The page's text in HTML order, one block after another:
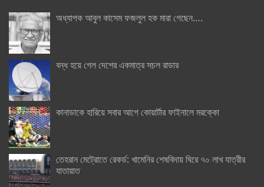
অধ্যাপক আবুল কাসেম ফজলুল হক মারা গেছেন….
বন্ধ হয়ে গেল দেশের একমাত্র সচল রাডার
কানাডাকে হারিয়ে সবার আগে কোয়ার্টার ফাইনালে মরক্কো
তেহরান মেট্রোতে রেকর্ড: খামেনির শেষবিদায় ঘিরে ৭০ লাখ যাত্রীর
যাতায়াত